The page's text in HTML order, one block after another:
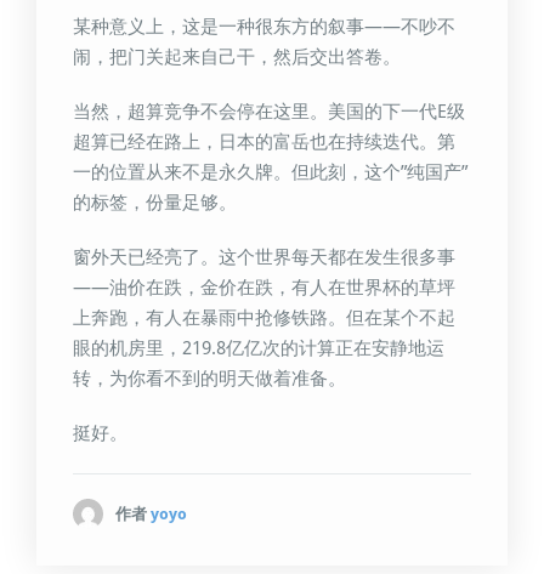
某种意义上，这是一种很东方的叙事——不吵不
闹，把门关起来自己干，然后交出答卷。
当然，超算竞争不会停在这里。美国的下一代E级
超算已经在路上，日本的富岳也在持续迭代。第
一的位置从来不是永久牌。但此刻，这个”纯国产”
的标签，份量足够。
窗外天已经亮了。这个世界每天都在发生很多事
——油价在跌，金价在跌，有人在世界杯的草坪
上奔跑，有人在暴雨中抢修铁路。但在某个不起
眼的机房里，219.8亿亿次的计算正在安静地运
转，为你看不到的明天做着准备。
挺好。
作者 yoyo